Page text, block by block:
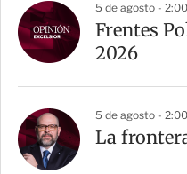
5 de agosto -
Frentes
2026
5 de agosto -
La